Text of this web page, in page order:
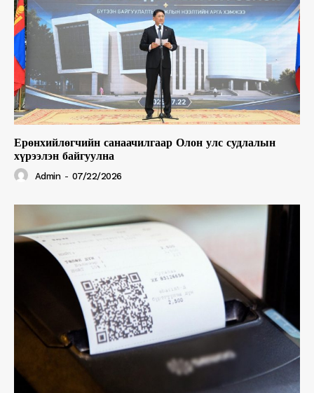
Ерөнхийлөгчийн санаачилгаар Олон улс судлалын
хүрээлэн байгуулна
Admin - 07/22/2026